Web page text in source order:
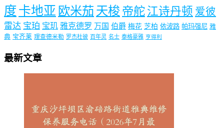
度卡地亚 欧米茄 天梭帝舵 江诗丹顿 爱彼
雷达 宝珀 宝玑 雅克德罗 万国 伯爵 梅花 芝柏 依波路 帕玛强尼 雅
典 宝齐莱 理查德米勒 罗杰杜彼 百年灵 名士 泰格豪雅 亨得利
最新文章